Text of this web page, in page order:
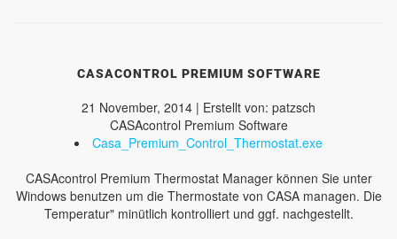
CASACONTROL PREMIUM SOFTWARE
21 November, 2014 | Erstellt von: patzsch
CASAcontrol Premium Software
Casa_Premium_Control_Thermostat.exe
CASAcontrol Premium Thermostat Manager können Sie unter
Windows benutzen um die Thermostate von CASA managen. Die
Temperatur" minütlich kontrolliert und ggf. nachgestellt.